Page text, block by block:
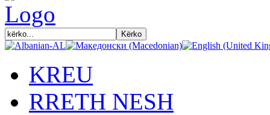
KREU
RRETH NESH